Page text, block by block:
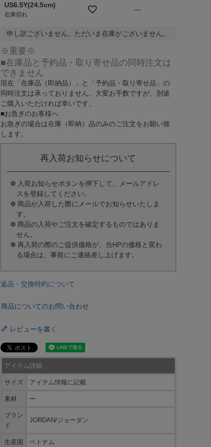
US6.5Y(24.5cm)
在庫切れ
—
申し訳ございません。ただいま在庫がございません。
※重要※
■在庫品と予約品・取り寄せ品の同時注文は
できません
現在 「在庫品（即納品）」 と 「予約品・取り寄せ品」 の
同時注文は承っておりません。大変お手数ですが、別途
ご購入いただければ幸いです。
■お急ぎのお客様へ
お急ぎの場合は在庫（即納）品のみのご注文をお願い致
します。
再入荷お知らせについて
入荷お知らせボタンを押下して、メールアドレ
スを登録してください。
商品が入荷した際にメールでお知らせいたしま
す。
商品の入荷やご注文を確定するものではありま
せん。
再入荷の際のご提供価格が、当HPの価格と変わ
る場合は、事前にご連絡差し上げます。
返品・交換特約について
商品についてのお問い合わせ
レビューを書く
アイテム詳細
サイズ アイテム情報に記載
素材 ー
ブラン
ド
JORDAN/ジョーダン
生産国 ベトナム